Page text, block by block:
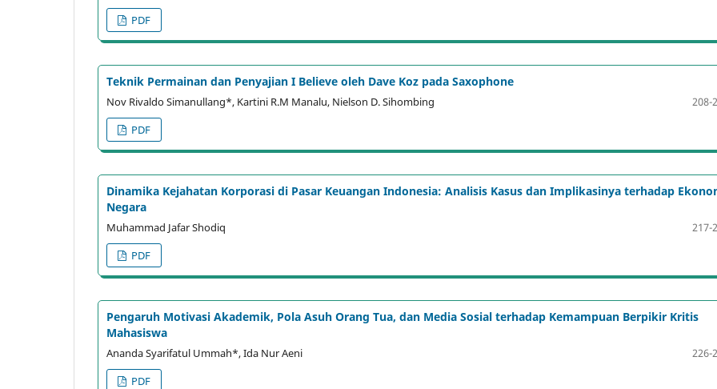
PDF
Teknik Permainan dan Penyajian I Believe oleh Dave Koz pada Saxophone
Nov Rivaldo Simanullang*, Kartini R.M Manalu, Nielson D. Sihombing
208-
PDF
Dinamika Kejahatan Korporasi di Pasar Keuangan Indonesia: Analisis Kasus dan Implikasinya terhadap
Negara
Muhammad Jafar Shodiq
217-
PDF
Pengaruh Motivasi Akademik, Pola Asuh Orang Tua, dan Media Sosial terhadap Kemampuan Berpikir Kritis
Mahasiswa
Ananda Syarifatul Ummah*, Ida Nur Aeni
226-
PDF